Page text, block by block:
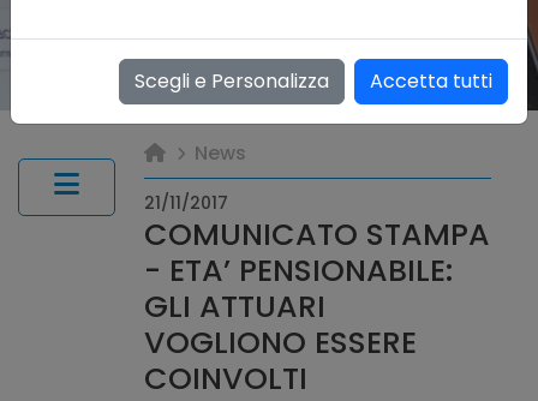
News
21/11/2017
COMUNICATO STAMPA
- ETA’ PENSIONABILE:
GLI ATTUARI
VOGLIONO ESSERE
COINVOLTI
Scegli e Personalizza Accetta tutti